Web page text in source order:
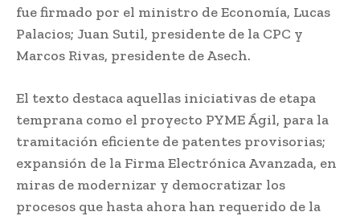
fue firmado por el ministro de Economía, Lucas
Palacios; Juan Sutil, presidente de la CPC y
Marcos Rivas, presidente de Asech.
El texto destaca aquellas iniciativas de etapa
temprana como el proyecto PYME Ágil, para la
tramitación eficiente de patentes provisorias;
expansión de la Firma Electrónica Avanzada, en
miras de modernizar y democratizar los
procesos que hasta ahora han requerido de la